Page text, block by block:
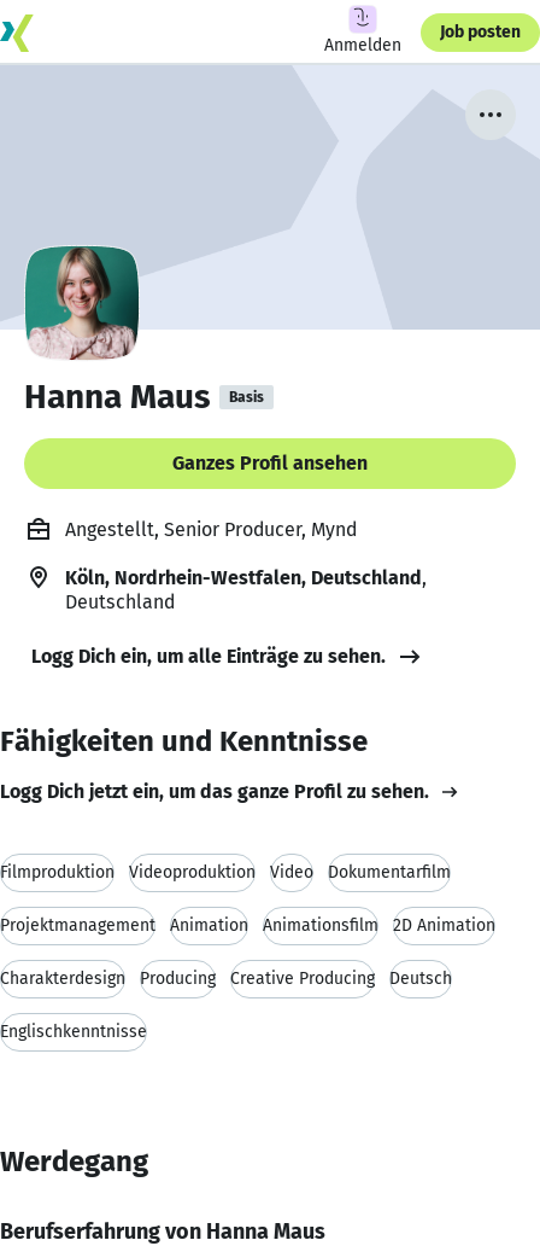
Anmelden
Job posten
Hanna Maus Basis
Ganzes Profil ansehen
Angestellt, Senior Producer, Mynd
Köln, Nordrhein-Westfalen, Deutschland,
Deutschland
Logg Dich ein, um alle Einträge zu sehen.
Fähigkeiten und Kenntnisse
Logg Dich jetzt ein, um das ganze Profil zu sehen.
Filmproduktion Videoproduktion Video Dokumentarfilm
Projektmanagement Animation Animationsfilm 2D Animation
Charakterdesign Producing Creative Producing Deutsch
Englischkenntnisse
Werdegang
Berufserfahrung von Hanna Maus